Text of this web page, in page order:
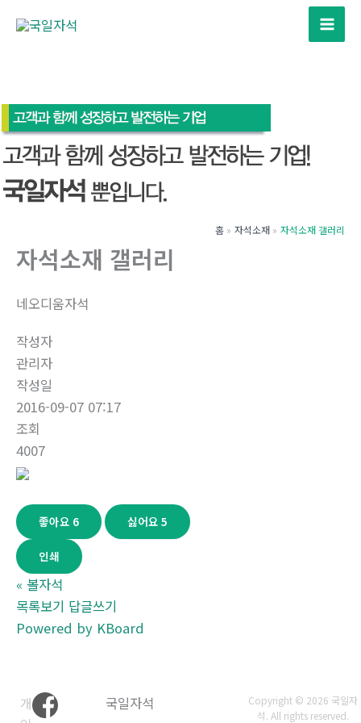
뛰
기
홈 자석소재 자석소재 갤러리
자석소재 갤러리
네오디움자석
작성자
관리자
작성일
2016-09-07 07:17
조회
4007
좋아요 6 싫어요 5
인쇄
« 볼자석
목록보기 답글쓰기
Powered by KBoard
개
국일자석
Copyright © 2026 국일자
석. All rights reserved.